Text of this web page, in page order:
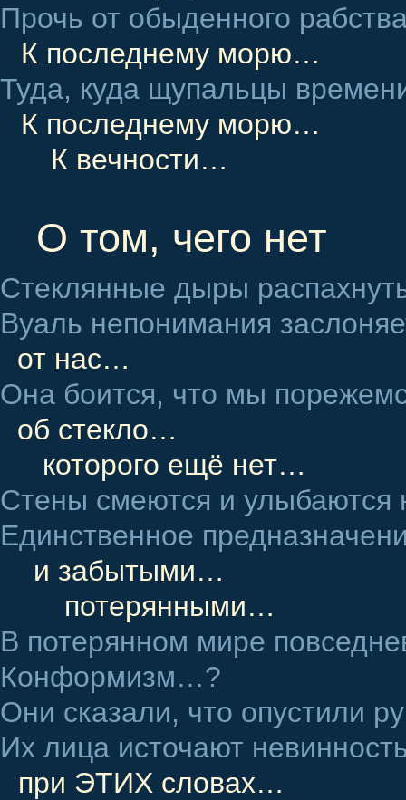
Прочь от обыденного
К последнему морю…
Туда, куда щупальцы
К последнему морю…
К вечности…
О том, чего нет
Стеклянные дыры
Вуаль непонимания
от нас…
Она боится, что мы
об стекло…
которого ещё нет…
Стены смеются и улыбаются
Единственное
и забытыми…
потерянными…
В потерянном мире
Конформизм…?
Они сказали, что опустили
Их лица источают
при ЭТИХ словах…